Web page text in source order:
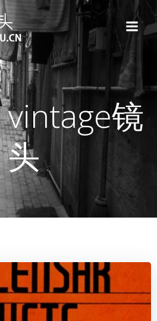
转
到
内
容
镜
头